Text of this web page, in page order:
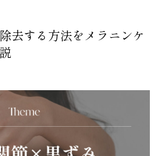
去する方法をメラニンケ